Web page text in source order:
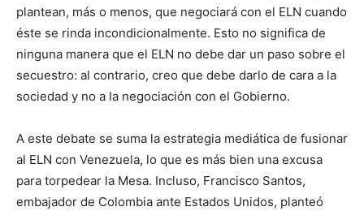
plantean, más o menos, que negociará con el ELN cuando
éste se rinda incondicionalmente. Esto no significa de
ninguna manera que el ELN no debe dar un paso sobre el
secuestro: al contrario, creo que debe darlo de cara a la
sociedad y no a la negociación con el Gobierno.
A este debate se suma la estrategia mediática de fusionar
al ELN con Venezuela, lo que es más bien una excusa
para torpedear la Mesa. Incluso, Francisco Santos,
embajador de Colombia ante Estados Unidos, planteó